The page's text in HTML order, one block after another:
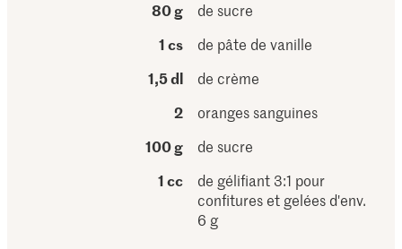
80 g
de sucre
1 cs
de pâte de vanille
1,5 dl
de crème
2
oranges sanguines
100 g
de sucre
1 cc
de gélifiant 3:1 pour
confitures et gelées d'env.
6 g